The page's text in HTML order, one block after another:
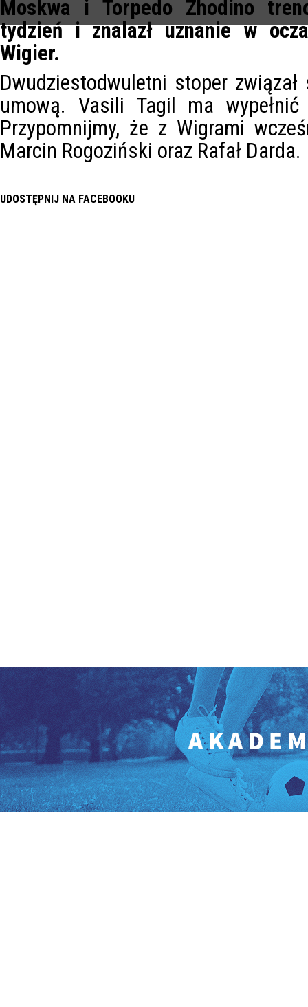
Moskwa i Torpedo Zhodino
tydzień i znalazł uznanie w
Wigier.
Dwudziestodwuletni stoper
umową. Vasili Tagil ma
Przypomnijmy, że z Wigrami
Marcin Rogoziński oraz Rafał Darda.
UDOSTĘPNIJ NA FACEBOOKU